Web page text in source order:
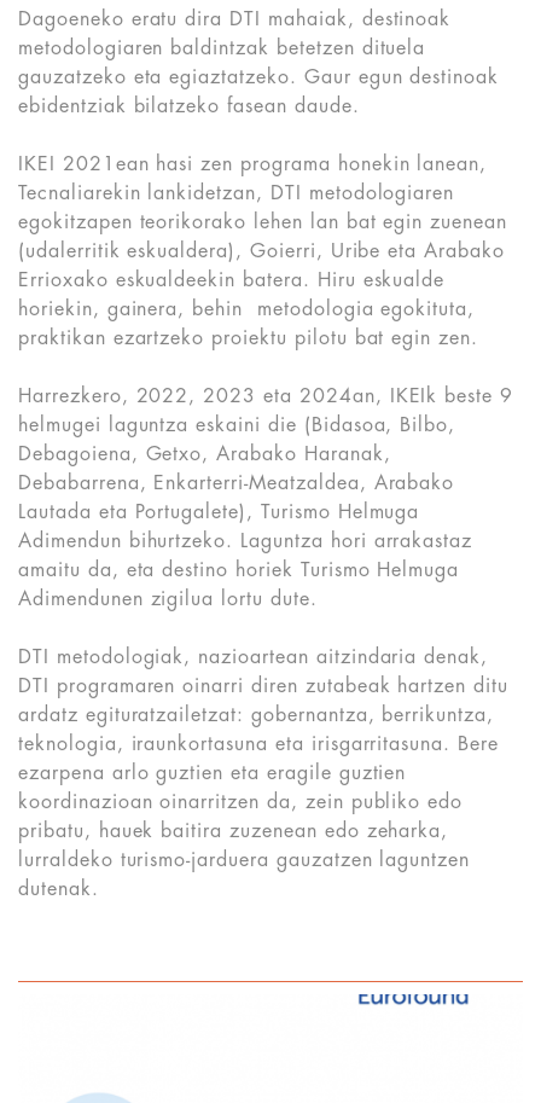
Dagoeneko eratu dira DTI mahaiak, destinoak
metodologiaren baldintzak betetzen dituela
gauzatzeko eta egiaztatzeko. Gaur egun destinoak
ebidentziak bilatzeko fasean daude.
IKEI 2021ean hasi zen programa honekin lanean,
Tecnaliarekin lankidetzan, DTI metodologiaren
egokitzapen teorikorako lehen lan bat egin zuenean
(udalerritik eskualdera), Goierri, Uribe eta Arabako
Errioxako eskualdeekin batera. Hiru eskualde
horiekin, gainera, behin metodologia egokituta,
praktikan ezartzeko proiektu pilotu bat egin zen.
Harrezkero, 2022, 2023 eta 2024an, IKEIk beste 9
helmugei laguntza eskaini die (Bidasoa, Bilbo,
Debagoiena, Getxo, Arabako Haranak,
Debabarrena, Enkarterri-Meatzaldea, Arabako
Lautada eta Portugalete), Turismo Helmuga
Adimendun bihurtzeko. Laguntza hori arrakastaz
amaitu da, eta destino horiek Turismo Helmuga
Adimendunen zigilua lortu dute.
DTI metodologiak, nazioartean aitzindaria denak,
DTI programaren oinarri diren zutabeak hartzen ditu
ardatz egituratzailetzat: gobernantza, berrikuntza,
teknologia, iraunkortasuna eta irisgarritasuna. Bere
ezarpena arlo guztien eta eragile guztien
koordinazioan oinarritzen da, zein publiko edo
pribatu, hauek baitira zuzenean edo zeharka,
lurraldeko turismo-jarduera gauzatzen laguntzen
dutenak.